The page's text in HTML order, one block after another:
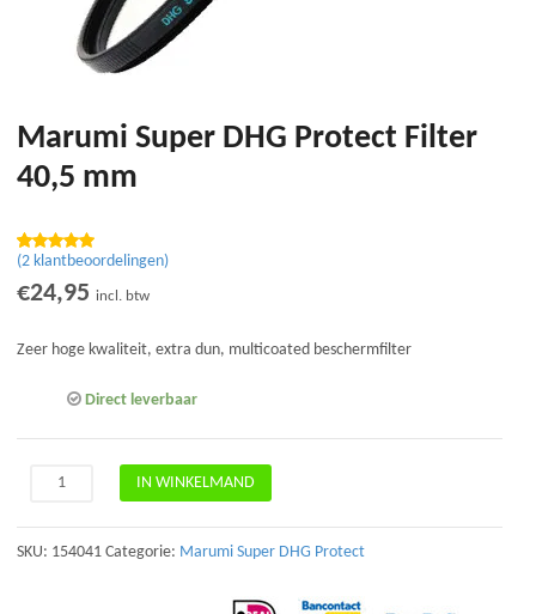
Marumi Super DHG Protect Filter
40,5 mm
Waardering
5.00 op 5
gebaseerd
1
deling
(2 klantbeoordelingen)
€24,95 incl. btw
Zeer hoge kwaliteit, extra dun, multicoated beschermfilter
Direct leverbaar
Marumi
DHG
Protect
IN WINKELMAND
SKU: 154041 Categorie: Marumi Super DHG Protect